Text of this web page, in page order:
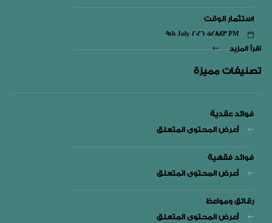
استثمار الوقت
9th July 2026 01:28:43 PM
اقرأ المزيد
تصنيفات مميزة
فوائد عقدية
أعرض المحتوى المتعلق
فوائد فقهية
أعرض المحتوى المتعلق
رقائق ومواعظ
أعرض المحتوى المتعلق